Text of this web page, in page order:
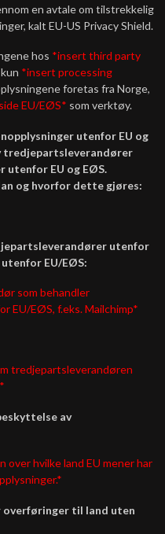
en avtale om tilstrekkelig
kalt EU-US Privacy Shield.
hos *insert third party
*insert processing
foretas fra Norge,
EU/EØS* som verktøy.
utenfor EU og
tredjepartsleverandører
utenfor EU og EØS.
og hvorfor dette gjøres:
utenfor
EU/EØS:
som behandler
EU/EØS, f.eks. Mailchimp*
tredjepartsleverandøren
av
over hvilke land EU mener har
overføringer til land uten